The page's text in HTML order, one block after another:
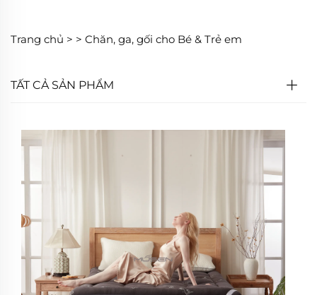
Trang chủ > > Chăn, ga, gối cho Bé & Trẻ em
TẤT CẢ SẢN PHẨM